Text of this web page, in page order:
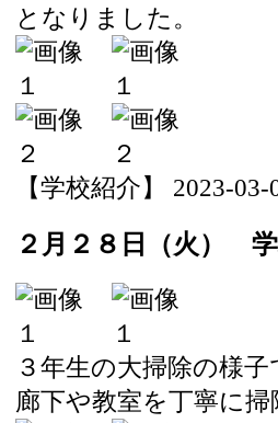
となりました。
【学校紹介】 2023-
２月２８日（火）
３年生の大掃除の様
廊下や教室を丁寧に